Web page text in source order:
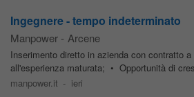
Ingegnere - tempo indeterminato
Manpower - Arcene
Inserimento diretto in azienda con contratto a
all'esperienza maturata; • Opportunità di
manpower.it - ieri